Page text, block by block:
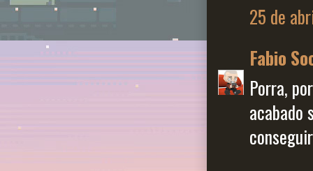
25 de
Fabio
Porra,
acabado